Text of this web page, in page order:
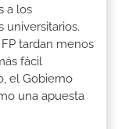
a los
universitarios.
tardan menos
fácil
el Gobierno
una apuesta